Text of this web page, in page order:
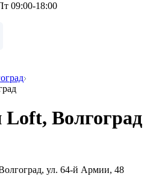
09:00-18:00
Волгоград
ул. 64-й Армии, 48